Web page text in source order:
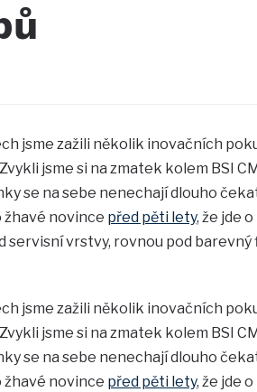
jsme zažili několik inovačních
jsme si na zmatek kolem BSI
se na sebe nenechají dlouho
žhavé novince před pěti lety, že jde
servisní vrstvy, rovnou pod
jsme zažili několik inovačních
jsme si na zmatek kolem BSI
se na sebe nenechají dlouho
žhavé novince před pěti lety, že jde